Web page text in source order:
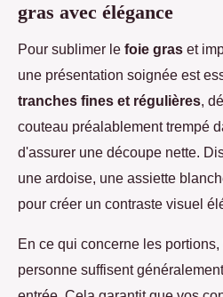
gras avec élégance
Pour sublimer le foie gras et
une présentation soignée est
tranches fines et régulières,
couteau préalablement trempé
d'assurer une découpe nette.
une ardoise, une assiette
pour créer un contraste visuel
En ce qui concerne les
personne suffisent